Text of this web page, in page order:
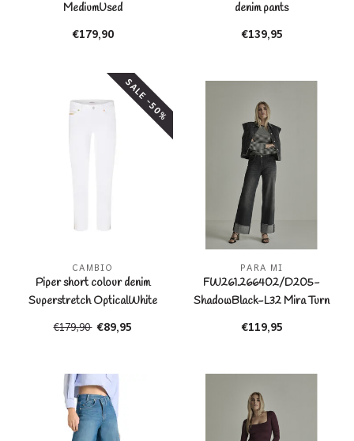
MediumUsed
€179,90
denim pants
€139,95
SALE -50%
CAMBIO
Piper short colour denim
Superstretch OpticalWhite
€179,90 €89,95
PARA MI
FW261.266402/D205-
ShadowBlack-L32 Mira Turn
€119,95